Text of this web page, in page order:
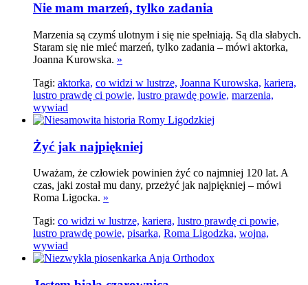
Nie mam marzeń, tylko zadania
Marzenia są czymś ulotnym i się nie spełniają. Są dla słabych.
Staram się nie mieć marzeń, tylko zadania – mówi aktorka,
Joanna Kurowska. »
Tagi: aktorka, co widzi w lustrze, Joanna Kurowska, kariera,
lustro prawdę ci powie, lustro prawdę powie, marzenia,
wywiad
Żyć jak najpiękniej
Uważam, że człowiek powinien żyć co najmniej 120 lat. A
czas, jaki został mu dany, przeżyć jak najpiękniej – mówi
Roma Ligocka. »
Tagi: co widzi w lustrze, kariera, lustro prawdę ci powie,
lustro prawdę powie, pisarka, Roma Ligodzka, wojna,
wywiad